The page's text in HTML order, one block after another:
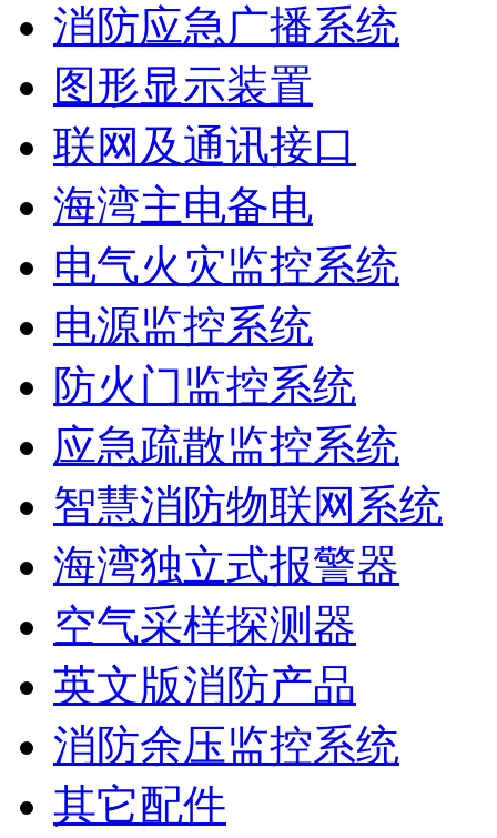
消防应急广播系统
图形显示装置
联网及通讯接口
海湾主电备电
电气火灾监控系统
电源监控系统
防火门监控系统
应急疏散监控系统
智慧消防物联网系统
海湾独立式报警器
空气采样探测器
英文版消防产品
消防余压监控系统
其它配件